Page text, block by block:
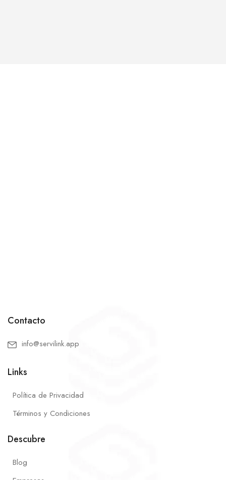
Contacto
info@servilink.app
Links
Política de Privacidad
Términos y Condiciones
Descubre
Blog